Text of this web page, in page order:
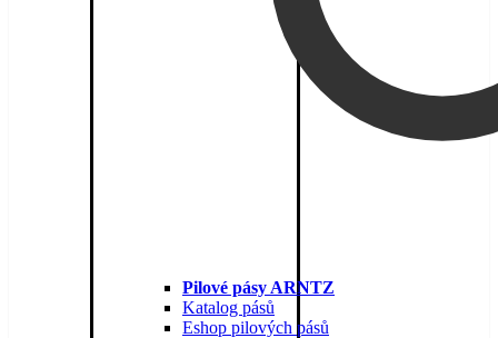
Pilové pásy ARNTZ
Katalog pásů
Eshop pilových pásů